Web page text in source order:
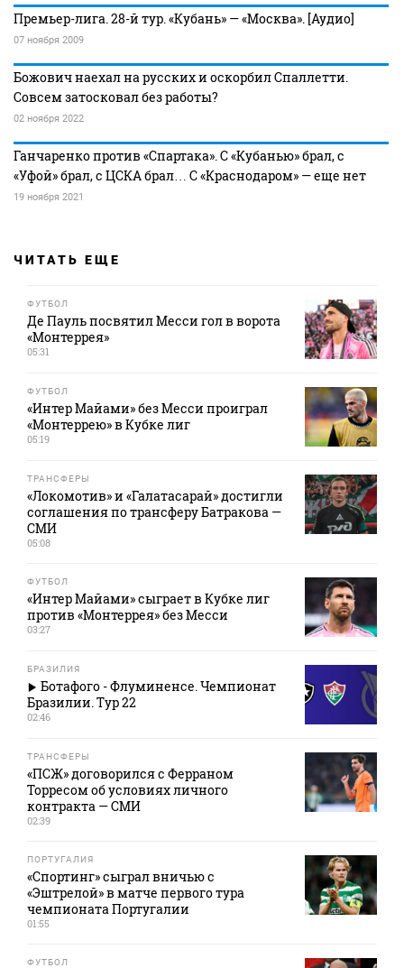
Премьер-лига. 28-й тур. «Кубань» — «Москва». [Аудио]
07 ноября 2009
Божович наехал на русских и оскорбил Спаллетти.
Совсем затосковал без работы?
02 ноября 2022
Ганчаренко против «Спартака». С «Кубанью» брал, с
«Уфой» брал, с ЦСКА брал… С «Краснодаром» — еще нет
19 ноября 2021
ЧИТАТЬ ЕЩЕ
ФУТБОЛ
Де Пауль посвятил Месси гол в ворота
«Монтеррея»
05:31
ФУТБОЛ
«Интер Майами» без Месси проиграл
«Монтеррею» в Кубке лиг
05:19
ТРАНСФЕРЫ
«Локомотив» и «Галатасарай» достигли
соглашения по трансферу Батракова —
СМИ
05:08
ФУТБОЛ
«Интер Майами» сыграет в Кубке лиг
против «Монтеррея» без Месси
03:27
БРАЗИЛИЯ
Ботафого - Флуминенсе. Чемпионат
Бразилии. Тур 22
02:46
ТРАНСФЕРЫ
«ПСЖ» договорился с Ферраном
Торресом об условиях личного
контракта — СМИ
02:39
ПОРТУГАЛИЯ
«Спортинг» сыграл вничью с
«Эштрелой» в матче первого тура
чемпионата Португалии
01:55
ФУТБОЛ